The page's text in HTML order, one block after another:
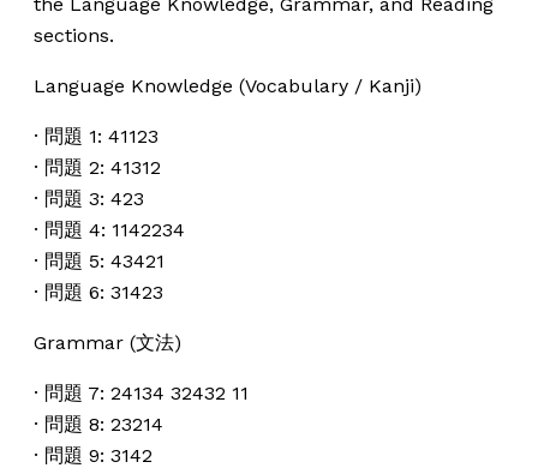
sections.
Language Knowledge (Vocabulary / Kanji)
· 問題 1: 41123
· 問題 2: 41312
· 問題 3: 423
· 問題 4: 1142234
· 問題 5: 43421
· 問題 6: 31423
Grammar (文法)
· 問題 7: 24134 32432 11
· 問題 8: 23214
· 問題 9: 3142